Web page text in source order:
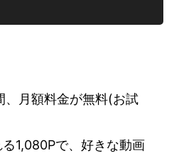
、月額料金が無料(お試
1,080Pで、好きな動画